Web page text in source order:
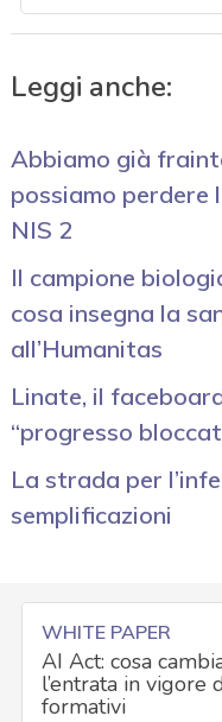
Leggi anche:
Abbiamo già
possiamo perdere
NIS 2
Il campione
cosa insegna la
all’Humanitas
Linate, il
“progresso
La strada per
semplificazioni
WHITE PAPER
AI Act: cosa
l’entrata in
formativi